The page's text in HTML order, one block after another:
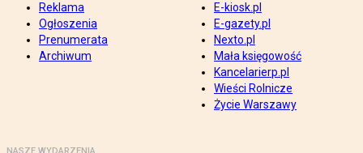
Reklama
Ogłoszenia
Prenumerata
Archiwum
E-kiosk.pl
E-gazety.pl
Nexto.pl
Mała księgowość
Kancelarierp.pl
Wieści Rolnicze
Życie Warszawy